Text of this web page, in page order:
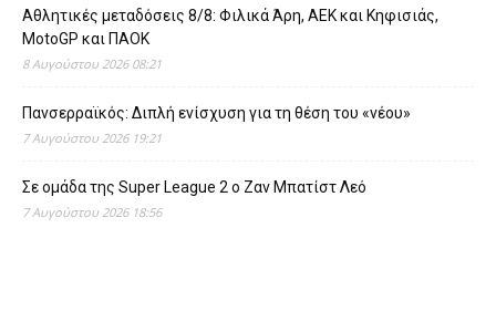
Αθλητικές μεταδόσεις 8/8: Φιλικά Άρη, ΑΕΚ και Κηφισιάς,
MotoGP και ΠΑΟΚ
8 Αυγούστου 2026 08:21
Πανσερραϊκός: Διπλή ενίσχυση για τη θέση του «νέου»
7 Αυγούστου 2026 19:21
Σε ομάδα της Super League 2 o Ζαν Μπατίστ Λεό
7 Αυγούστου 2026 18:56